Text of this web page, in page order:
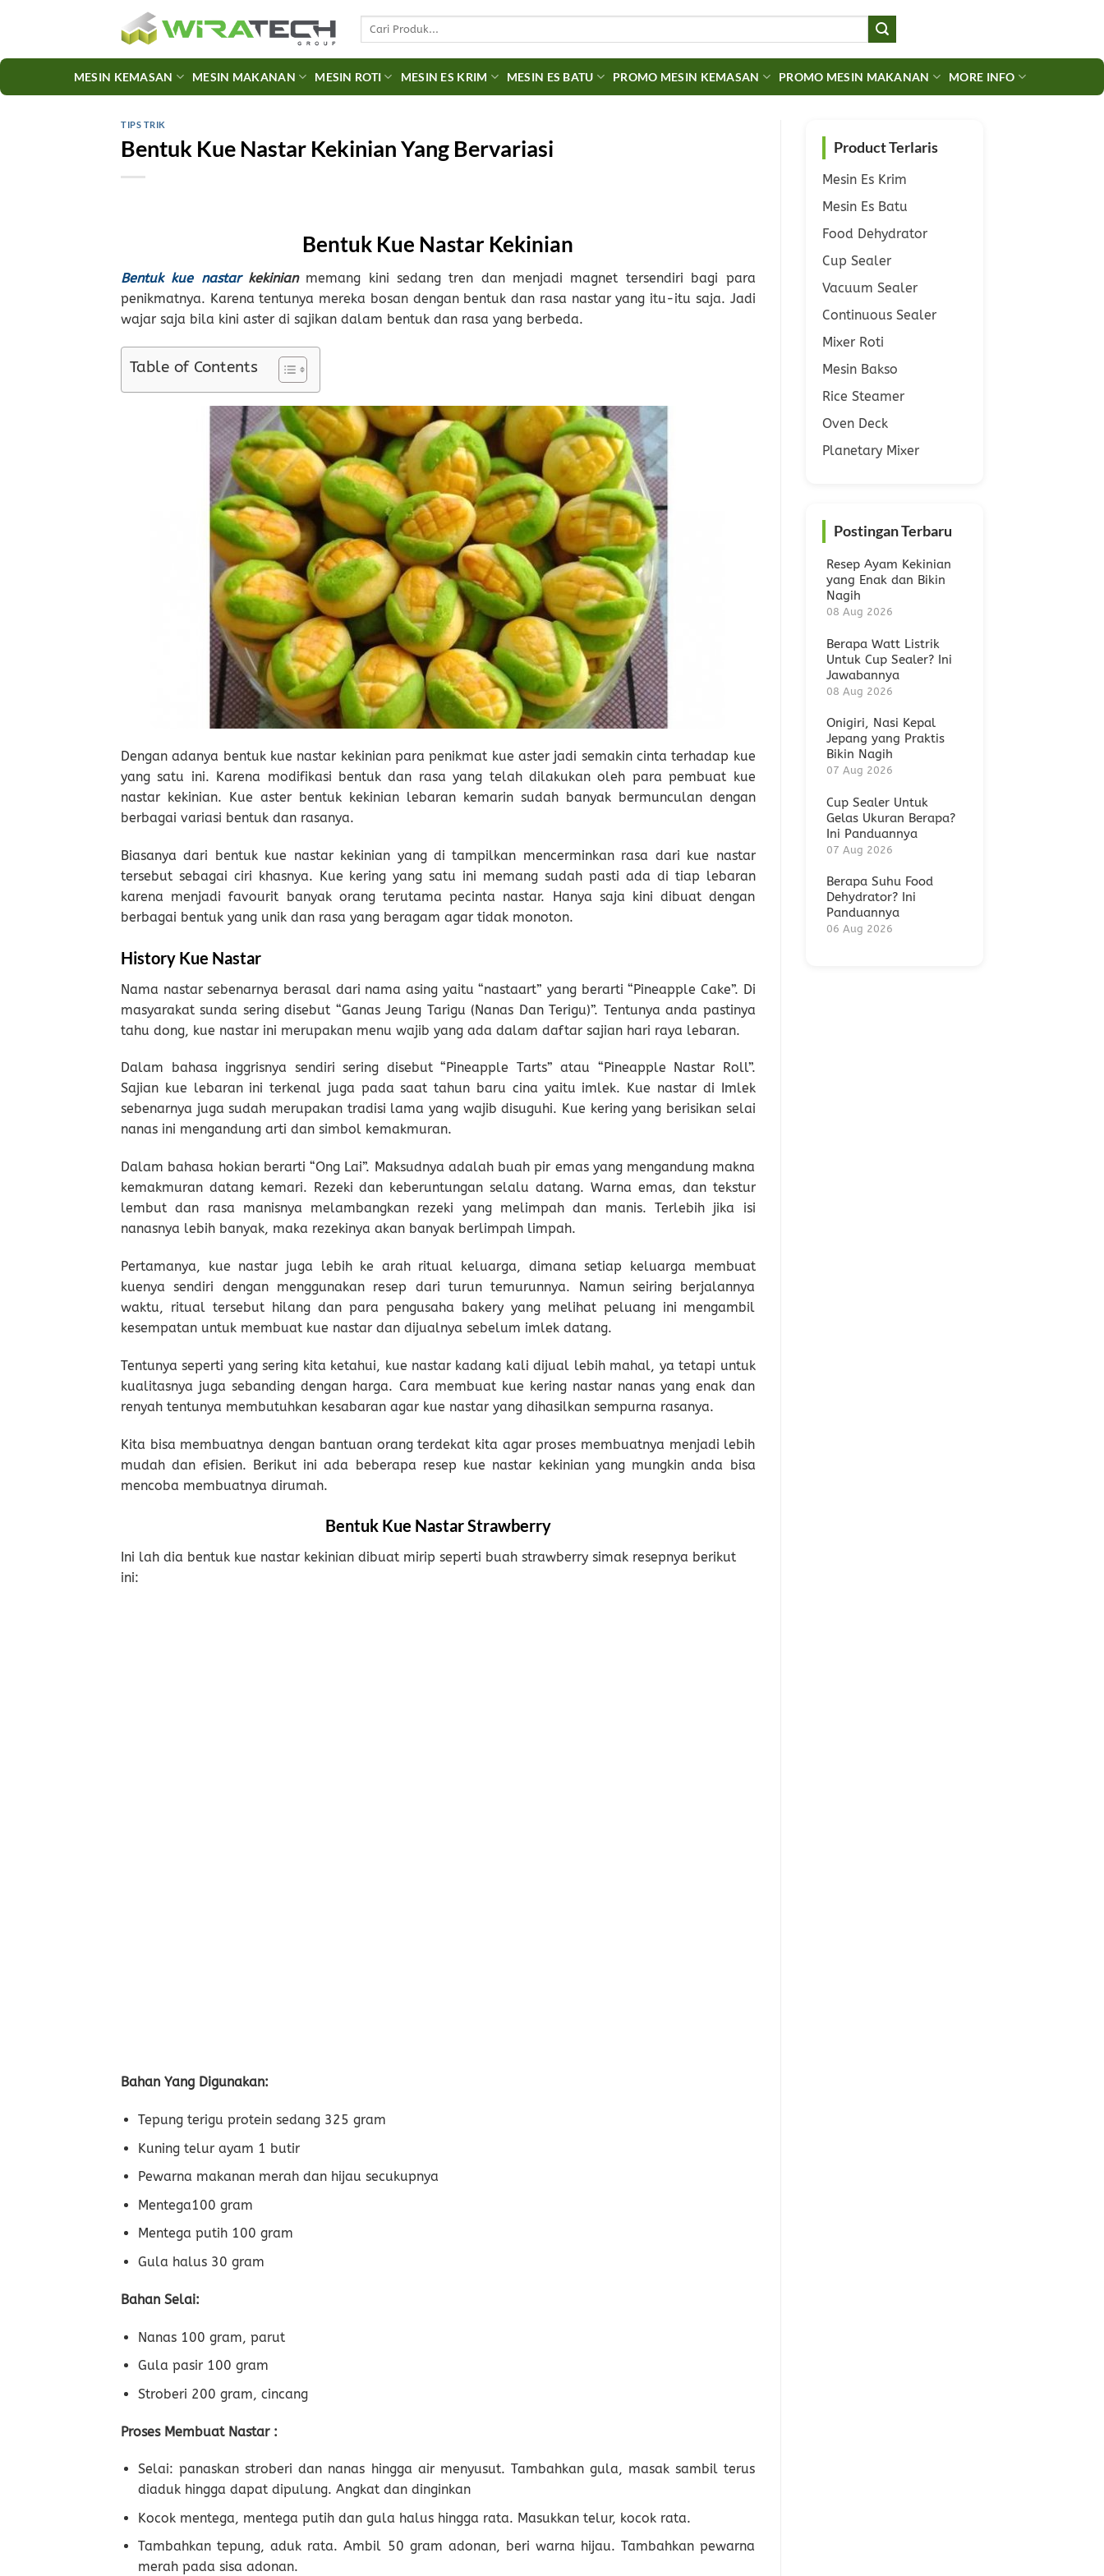
Search
MESIN KEMASAN MESIN MAKANAN MESIN ROTI MESIN ES KRIM MESIN ES BATU PROMO MESIN KEMASAN PROMO MESIN MAKANAN MORE INFO
TIPS TRIK
Bentuk Kue Nastar Kekinian Yang Bervariasi
Bentuk Kue Nastar Kekinian
Bentuk kue nastarkekinian memang kini sedang tren dan menjadi magnet tersendiri bagi para
penikmatnya. Karena tentunya mereka bosan dengan bentuk dan rasa nastar yang itu-itu saja. Jadi
wajar saja bila kini aster di sajikan dalam bentuk dan rasa yang berbeda.
Table of Contents
Dengan adanya bentuk kue nastar kekinian para penikmat kue aster jadi semakin cinta terhadap kue
yang satu ini. Karena modifikasi bentuk dan rasa yang telah dilakukan oleh para pembuat kue
nastar kekinian. Kue aster bentuk kekinian lebaran kemarin sudah banyak bermunculan dengan
berbagai variasi bentuk dan rasanya.
Biasanya dari bentuk kue nastar kekinian yang di tampilkan mencerminkan rasa dari kue nastar
tersebut sebagai ciri khasnya. Kue kering yang satu ini memang sudah pasti ada di tiap lebaran
karena menjadi favourit banyak orang terutama pecinta nastar. Hanya saja kini dibuat dengan
berbagai bentuk yang unik dan rasa yang beragam agar tidak monoton.
History Kue Nastar
Nama nastar sebenarnya berasal dari nama asing yaitu “nastaart” yang berarti “Pineapple Cake”. Di
masyarakat sunda sering disebut “Ganas Jeung Tarigu (Nanas Dan Terigu)”. Tentunya anda pastinya
tahu dong, kue nastar ini merupakan menu wajib yang ada dalam daftar sajian hari raya lebaran.
Dalam bahasa inggrisnya sendiri sering disebut “Pineapple Tarts” atau “Pineapple Nastar Roll”.
Sajian kue lebaran ini terkenal juga pada saat tahun baru cina yaitu imlek. Kue nastar di Imlek
sebenarnya juga sudah merupakan tradisi lama yang wajib disuguhi. Kue kering yang berisikan selai
nanas ini mengandung arti dan simbol kemakmuran.
Dalam bahasa hokian berarti “Ong Lai”. Maksudnya adalah buah pir emas yang mengandung makna
kemakmuran datang kemari. Rezeki dan keberuntungan selalu datang. Warna emas, dan tekstur
lembut dan rasa manisnya melambangkan rezeki yang melimpah dan manis. Terlebih jika isi
nanasnya lebih banyak, maka rezekinya akan banyak berlimpah limpah.
Pertamanya, kue nastar juga lebih ke arah ritual keluarga, dimana setiap keluarga membuat
kuenya sendiri dengan menggunakan resep dari turun temurunnya. Namun seiring berjalannya
waktu, ritual tersebut hilang dan para pengusaha bakery yang melihat peluang ini mengambil
kesempatan untuk membuat kue nastar dan dijualnya sebelum imlek datang.
Tentunya seperti yang sering kita ketahui, kue nastar kadang kali dijual lebih mahal, ya tetapi untuk
kualitasnya juga sebanding dengan harga. Cara membuat kue kering nastar nanas yang enak dan
renyah tentunya membutuhkan kesabaran agar kue nastar yang dihasilkan sempurna rasanya.
Kita bisa membuatnya dengan bantuan orang terdekat kita agar proses membuatnya menjadi lebih
mudah dan efisien. Berikut ini ada beberapa resep kue nastar kekinian yang mungkin anda bisa
mencoba membuatnya dirumah.
Bentuk Kue Nastar Strawberry
Ini lah dia bentuk kue nastar kekinian dibuat mirip seperti buah strawberry simak resepnya berikut
ini:
Bahan Yang Digunakan:
Tepung terigu protein sedang 325 gram
Kuning telur ayam 1 butir
Pewarna makanan merah dan hijau secukupnya
Mentega100 gram
Mentega putih 100 gram
Gula halus 30 gram
Bahan Selai:
Nanas 100 gram, parut
Gula pasir 100 gram
Stroberi 200 gram, cincang
Proses Membuat Nastar :
Selai: panaskan stroberi dan nanas hingga air menyusut. Tambahkan gula, masak sambil terus
diaduk hingga dapat dipulung. Angkat dan dinginkan
Kocok mentega, mentega putih dan gula halus hingga rata. Masukkan telur, kocok rata.
Tambahkan tepung, aduk rata. Ambil 50 gram adonan, beri warna hijau. Tambahkan pewarna
merah pada sisa adonan.
Product Terlaris
Mesin Es Krim
Mesin Es Batu
Food Dehydrator
Cup Sealer
Vacuum Sealer
Continuous Sealer
Mixer Roti
Mesin Bakso
Rice Steamer
Oven Deck
Planetary Mixer
Postingan Terbaru
Resep Ayam Kekinian
yang Enak dan Bikin
Nagih
08 Aug 2026
Berapa Watt Listrik
Untuk Cup Sealer? Ini
Jawabannya
08 Aug 2026
Onigiri, Nasi Kepal
Jepang yang Praktis
Bikin Nagih
07 Aug 2026
Cup Sealer Untuk
Gelas Ukuran Berapa?
Ini Panduannya
07 Aug 2026
Berapa Suhu Food
Dehydrator? Ini
Panduannya
06 Aug 2026